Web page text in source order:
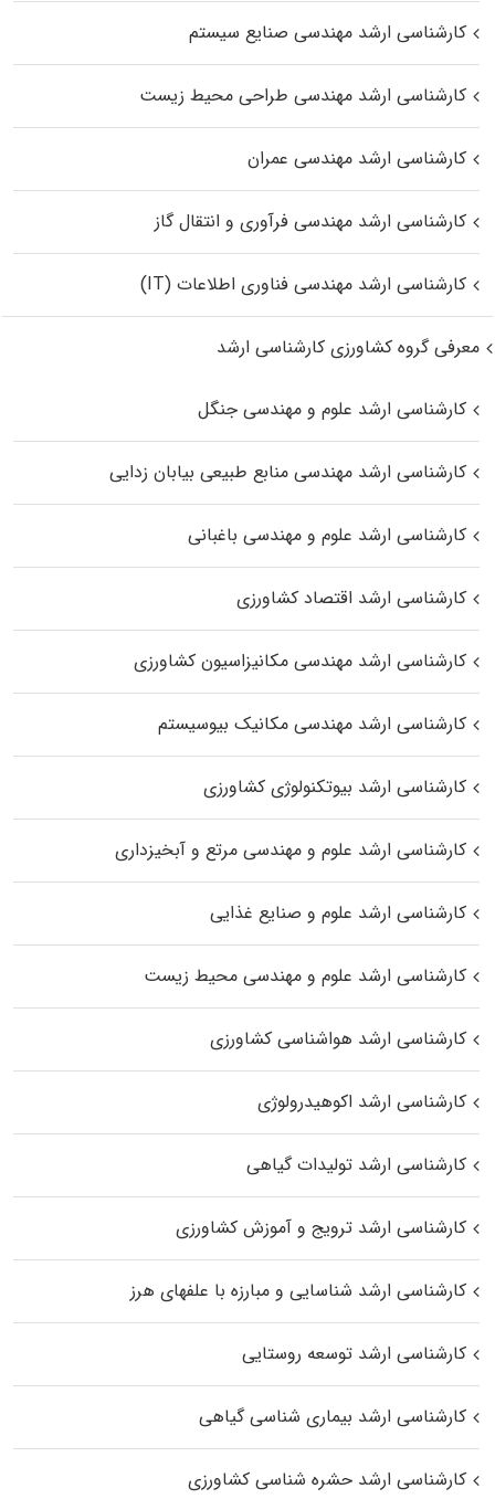
کارشناسی ارشد مهندسی صنایع سیستم
کارشناسی ارشد مهندسی طراحی محیط زیست
کارشناسی ارشد مهندسی عمران
کارشناسی ارشد مهندسی فرآوری و انتقال گاز
کارشناسی ارشد مهندسی فناوری اطلاعات (IT)
معرفی گروه کشاورزی کارشناسی ارشد
کارشناسی ارشد علوم و مهندسی جنگل
کارشناسی ارشد مهندسی منابع طبیعی بیابان زدایی
کارشناسی ارشد علوم و مهندسی باغبانی
کارشناسی ارشد اقتصاد کشاورزی
کارشناسی ارشد مهندسی مکانیزاسیون کشاورزی
کارشناسی ارشد مهندسی مکانیک بیوسیستم
کارشناسی ارشد بیوتکنولوژی کشاورزی
کارشناسی ارشد علوم و مهندسی مرتع و آبخیزداری
کارشناسی ارشد علوم و صنایع غذایی
کارشناسی ارشد علوم و مهندسی محیط زیست
کارشناسی ارشد هواشناسی کشاورزی
کارشناسی ارشد اکوهیدرولوژی
کارشناسی ارشد تولیدات گیاهی
کارشناسی ارشد ترویج و آموزش کشاورزی
کارشناسی ارشد شناسایی و مبارزه با علفهای هرز
کارشناسی ارشد توسعه روستایی
کارشناسی ارشد بیماری‌ شناسی گیاهی
کارشناسی ارشد حشره‌ شناسی کشاورزی